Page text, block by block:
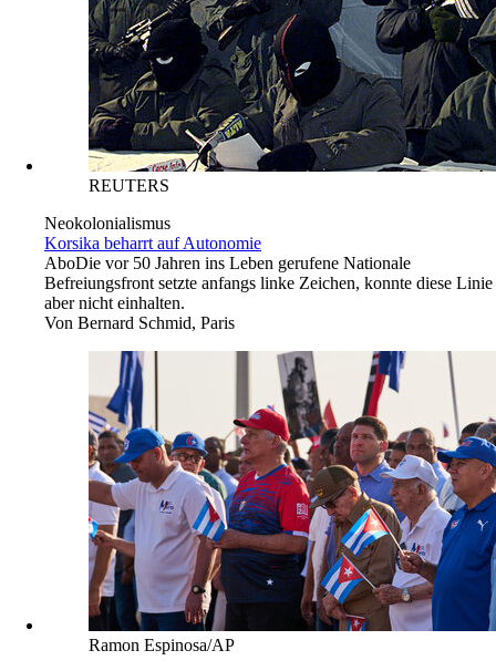
REUTERS
Neokolonialismus
Korsika beharrt auf Autonomie
AboDie vor 50 Jahren ins Leben gerufene Nationale
Befreiungsfront setzte anfangs linke Zeichen, konnte diese Linie
aber nicht einhalten.
Von Bernard Schmid, Paris
Ramon Espinosa/AP